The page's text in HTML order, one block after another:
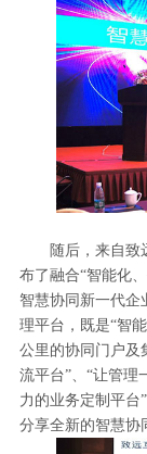
随后，来自致
布了融合“智能化
智慧协同新一代企
理平台，既是“智
公里的协同门户及
流平台”、“让管理
力的业务定制平台
分享全新的智慧协